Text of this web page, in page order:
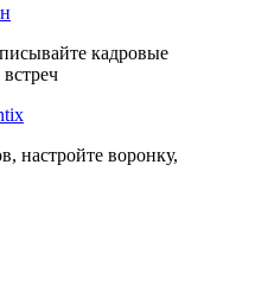
кадровые
настройте воронку,